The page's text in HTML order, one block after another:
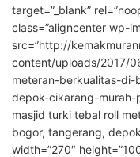
r
n
a
t
i
v
target=”_blank”
class=”aligncenter wp-
src=”http://
content/uploads/2017/
meteran-berkualitas-
depok-cikarang-murah-
masjid turki tebal roll
bogor, tangerang,
width=”270″